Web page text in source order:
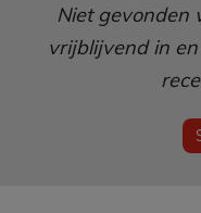
Niet gevonden
vrijblijvend in